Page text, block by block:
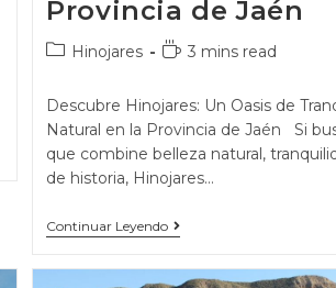
Provincia de Jaén
Hinojares 3 mins read
Descubre Hinojares: Un Oasis de
Natural en la Provincia de Jaén Si
que combine belleza natural,
de historia, Hinojares…
Continuar Leyendo